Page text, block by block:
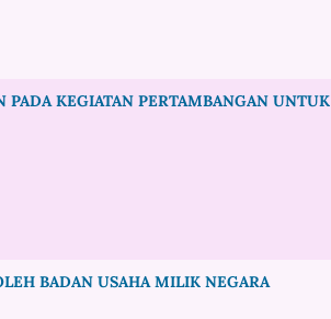
PADA KEGIATAN PERTAMBANGAN UNTUK
BADAN USAHA MILIK NEGARA